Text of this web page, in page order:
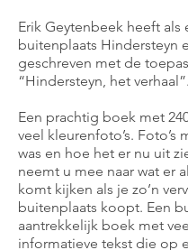
Erik Geytenbeek heeft als
buitenplaats Hindersteyn
geschreven met de
“Hindersteyn, het verhaal”.
Een prachtig boek met
veel kleurenfoto’s. Foto’s
was en hoe het er nu uit
neemt u mee naar wat er
komt kijken als je zo’n
buitenplaats koopt. Een
aantrekkelijk boek met
informatieve tekst die op